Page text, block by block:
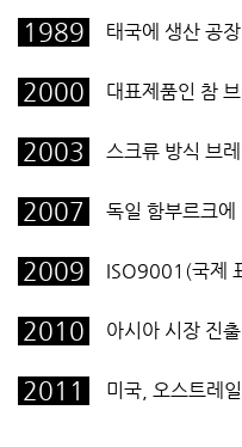
1989 태국에 생산 공
2000 대표제품인 참
2003 스크류 방식 브
2007 독일 함부르크
2009 ISO9001(국제
2010 아시아 시장 진
2011 미국, 오스트레